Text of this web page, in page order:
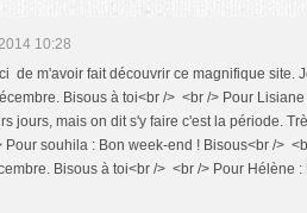
10:28
de m'avoir fait découvrir ce magnifique site.
Bisous à toi<br /> <br /> Pour
jours, mais on dit s'y faire c'est la période.
souhila : Bon week-end ! Bisous<br />
Bisous à toi<br /> <br /> Pour Hélène